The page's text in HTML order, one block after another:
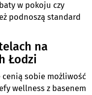
w pokoju czy
podnoszą standard
na
Łodzi
cenią sobie możliwość
wellness z basenem